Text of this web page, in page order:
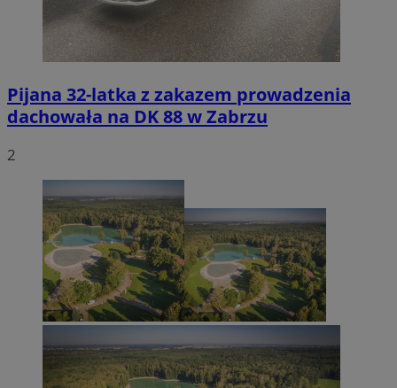
Pijana 32-latka z zakazem prowadzenia
dachowała na DK 88 w Zabrzu
2